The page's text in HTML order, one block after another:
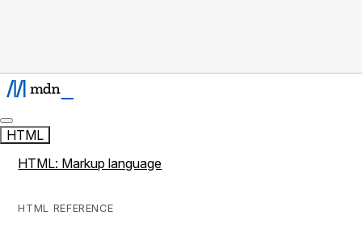
HTML
HTML: Markup language
HTML REFERENCE